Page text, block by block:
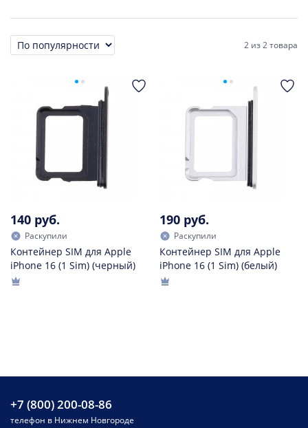
Сортировка 2 из2 товара
140 руб.
Раскупили
Контейнер SIM для Apple
iPhone 16 (1 Sim) (черный)
190 руб.
Раскупили
Контейнер SIM для Apple
iPhone 16 (1 Sim) (белый)
+7 (800) 200-08-86
телефон в Нижнем Новгороде